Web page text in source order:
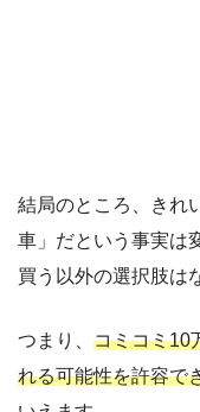
結局のところ、きれ
車」だという事実は
買う以外の選択肢は
つまり、 コミコミ10
れる可能性を許容で